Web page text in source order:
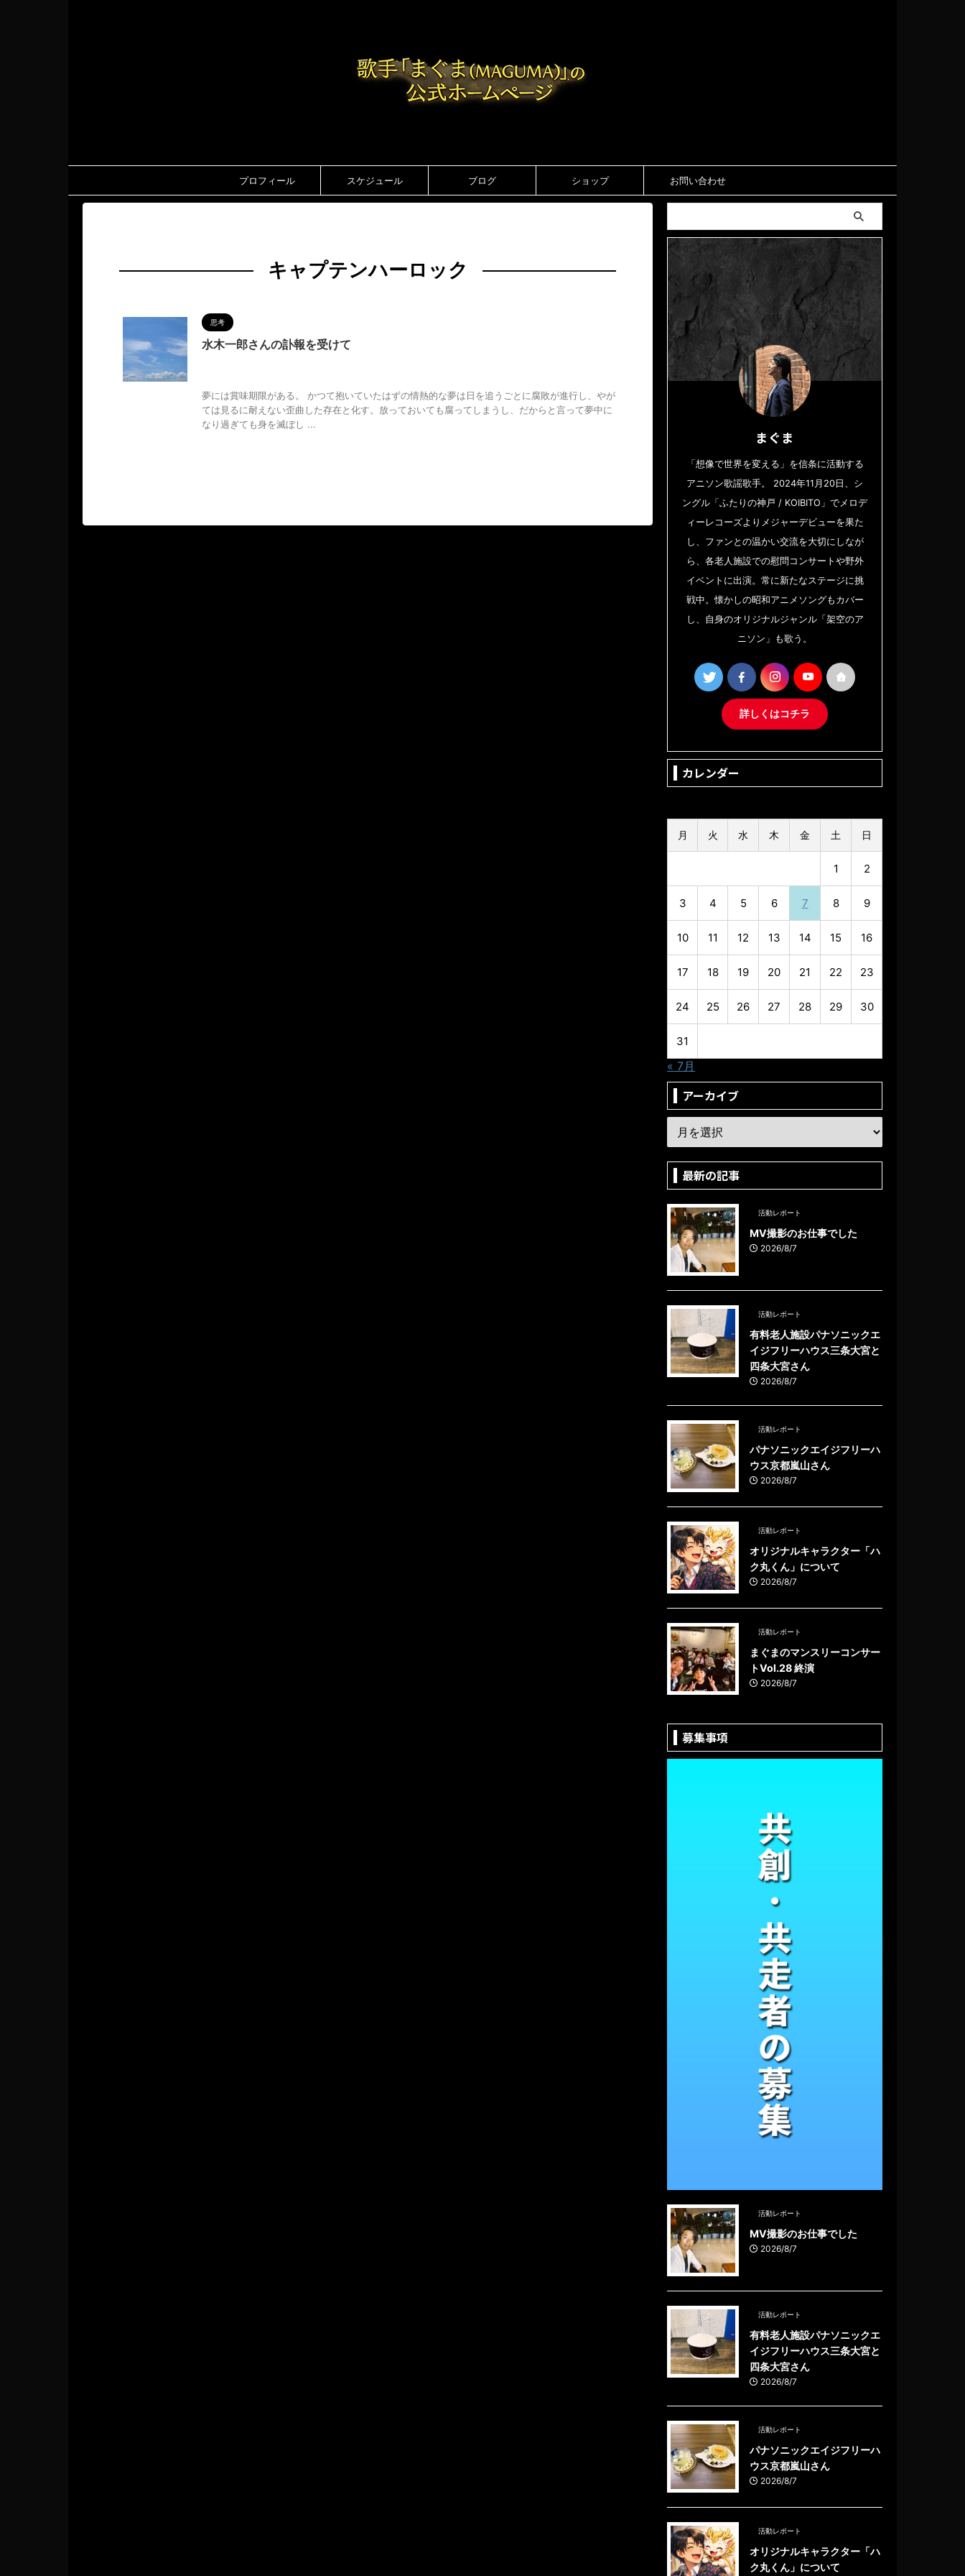
プロフィール スケジュール ブログ ショップ お問い合わせ
キャプテンハーロック
思考
水木一郎さんの訃報を受けて
夢には賞味期限がある。 かつて抱いていたはずの情熱的な夢は日を追うごとに腐敗が進行し、やが
ては見るに耐えない歪曲した存在と化す。放っておいても腐ってしまうし、だからと言って夢中に
なり過ぎても身を滅ぼし ...
まぐま
「想像で世界を変える」を信条に活動する
アニソン歌謡歌手。 2024年11月20日、シ
ングル「ふたりの神戸 / KOIBITO」でメロデ
ィーレコーズよりメジャーデビューを果た
し、ファンとの温かい交流を大切にしなが
ら、各老人施設での慰問コンサートや野外
イベントに出演。常に新たなステージに挑
戦中。懐かしの昭和アニメソングもカバー
し、自身のオリジナルジャンル「架空のア
ニソン」も歌う。
詳しくはコチラ
カレンダー
月 火 水 木 金 土 日
1 2
3 4 5 6 7 8 9
10 11 12 13 14 15 16
17 18 19 20 21 22 23
24 25 26 27 28 29 30
31
« 7月
アーカイブ
最新の記事
活動レポート
MV撮影のお仕事でした
2026/8/7
活動レポート
有料老人施設パナソニックエ
イジフリーハウス三条大宮と
四条大宮さん
2026/8/7
活動レポート
パナソニックエイジフリーハ
ウス京都嵐山さん
2026/8/7
活動レポート
オリジナルキャラクター「ハ
ク丸くん」について
2026/8/7
活動レポート
まぐまのマンスリーコンサー
トVol.28 終演
2026/8/7
募集事項
活動レポート
MV撮影のお仕事でした
2026/8/7
活動レポート
有料老人施設パナソニックエ
イジフリーハウス三条大宮と
四条大宮さん
2026/8/7
活動レポート
パナソニックエイジフリーハ
ウス京都嵐山さん
2026/8/7
活動レポート
オリジナルキャラクター「ハ
ク丸くん」について